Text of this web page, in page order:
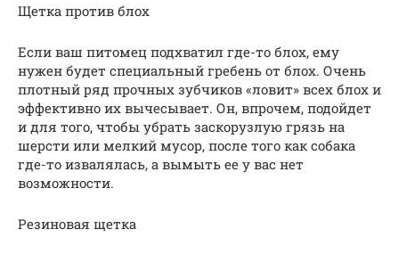
Щетка против блох
Если ваш питомец подхватил где-то блох, ему
нужен будет специальный гребень от блох. Очень
плотный ряд прочных зубчиков «ловит» всех блох и
эффективно их вычесывает. Он, впрочем, подойдет
и для того, чтобы убрать заскорузлую грязь на
шерсти или мелкий мусор, после того как собака
где-то извалялась, а вымыть ее у вас нет
возможности.
Резиновая щетка